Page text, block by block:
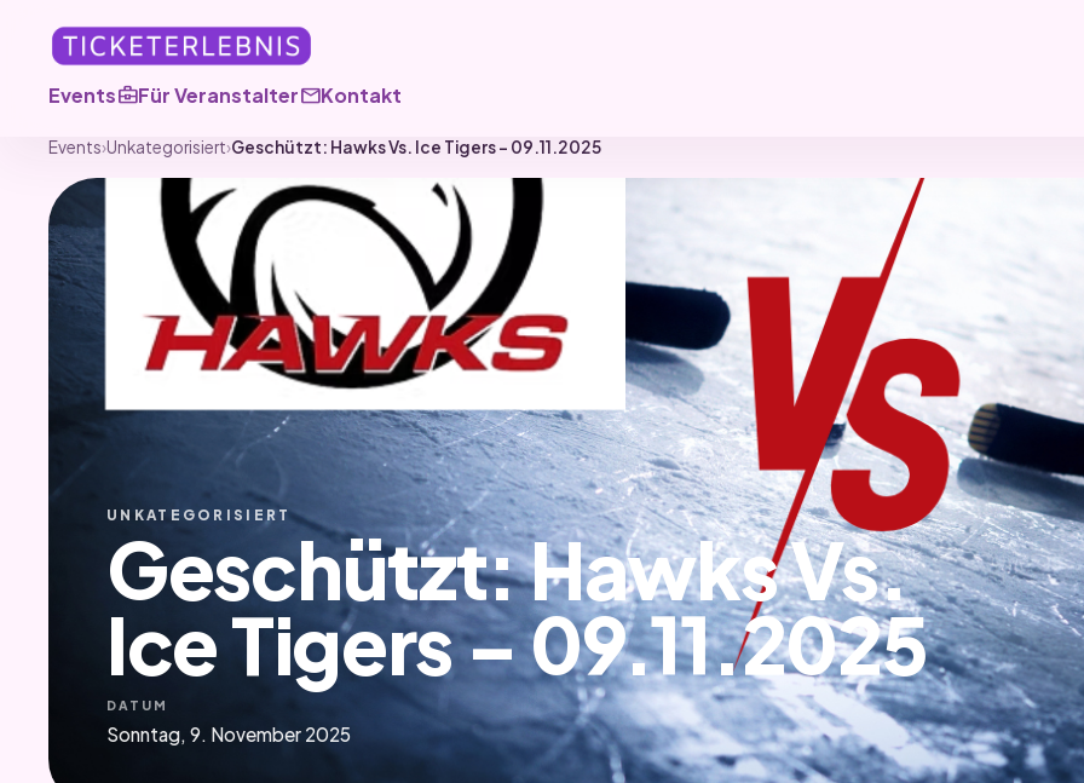
Eventsbusiness_centerFür VeranstaltermailKontakt
Events›Unkategorisiert›Geschützt: Hawks Vs. Ice Tigers – 09.11.2025
UNKATEGORISIERT
Geschützt: Hawks Vs.
Ice Tigers – 09.11.2025
DATUM
Sonntag, 9. November 2025